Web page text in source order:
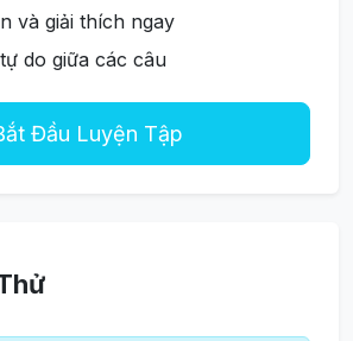
và giải thích ngay
do giữa các câu
Đầu Luyện Tập